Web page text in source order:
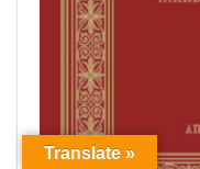
Translate »